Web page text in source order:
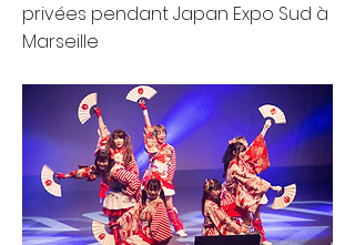
privées pendant Japan Expo Sud à
Marseille